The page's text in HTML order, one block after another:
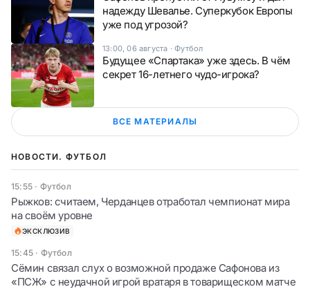
надежду Шевалье. Суперкубок Европы
уже под угрозой?
13:00, 06 августа ·Футбол
Будущее «Спартака» уже здесь. В чём
секрет 16-летнего чудо-игрока?
ВСЕ МАТЕРИАЛЫ
НОВОСТИ. ФУТБОЛ
15:55 · Футбол
Рыжков: считаем, Черданцев отработал чемпионат мира
на своём уровне
ЭКСКЛЮЗИВ
15:45 · Футбол
Сёмин связал слух о возможной продаже Сафонова из
«ПСЖ» с неудачной игрой вратаря в товарищеском матче